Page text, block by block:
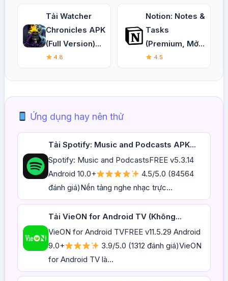
Tải Watcher
Chronicles APK
(Full Version)...
4.8
Notion: Notes &
Tasks
(Premium, Mở...
4.5
Ứng dụng hay nên thử
Tải Spotify: Music and Podcasts APK...
Spotify: Music and PodcastsFREE v5.3.14
Android 10.0+
4.5/5.0 (84564
đánh giá)Nền tảng nghe nhạc trực...
Tải VieON for Android TV (Không...
VieON for Android TVFREE v11.5.29 Android
9.0+
3.9/5.0 (1312 đánh giá)VieON
for Android TV là...